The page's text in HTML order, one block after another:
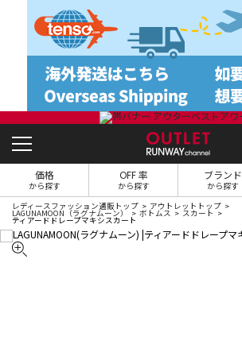
価格
から探す
OFF 率
から探す
ブランド
から探す
レディースファッション通販トップ アウトレットトップ
LAGUNAMOON（ラグナムーン） ボトムス スカート
ティアードドレープマキシスカート